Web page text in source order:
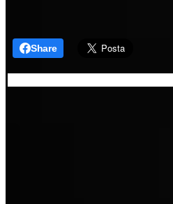
Share